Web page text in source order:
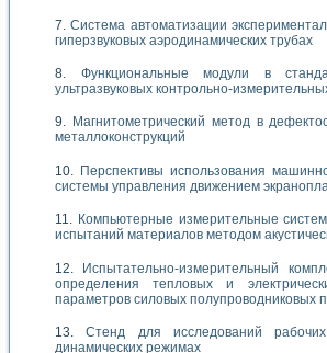
Система автоматизации
гиперзвуковых аэродинамических трубах
Функциональные модули в
ультразвуковых контрольно-
Магнитометрический метод в
металлоконструкций
Перспективы использования
системы управления движением
Компьютерные измерительные
испытаний материалов методом
Испытательно-измерительный
определения тепловых и
параметров силовых полупроводниковых
Стенд для исследований
динамических режимах